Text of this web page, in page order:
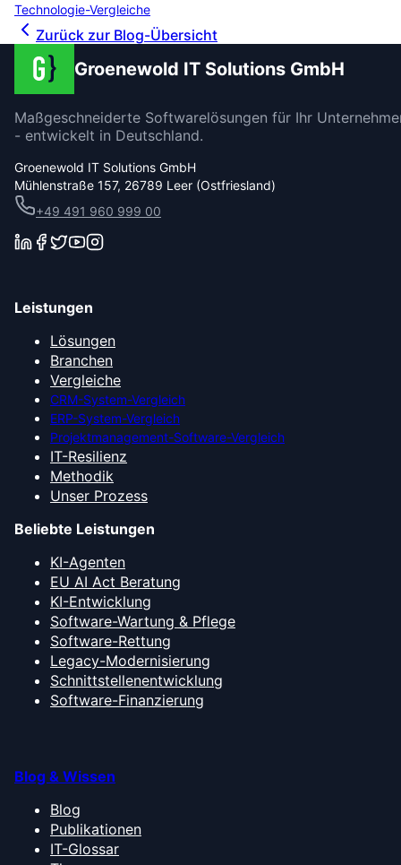
Technologie-Vergleiche
Zurück zur Blog-Übersicht
Groenewold IT Solutions GmbH
Maßgeschneiderte Softwarelösungen für Ihr
- entwickelt in Deutschland.
Groenewold IT Solutions GmbH
Mühlenstraße 157, 26789 Leer (Ostfriesland)
+49 491 960 999 00
Leistungen
Lösungen
Branchen
Vergleiche
CRM-System-Vergleich
ERP-System-Vergleich
Projektmanagement-Software-Vergleich
IT-Resilienz
Methodik
Unser Prozess
Beliebte Leistungen
KI-Agenten
EU AI Act Beratung
KI-Entwicklung
Software-Wartung & Pflege
Software-Rettung
Legacy-Modernisierung
Schnittstellenentwicklung
Software-Finanzierung
Blog & Wissen
Blog
Publikationen
IT-Glossar